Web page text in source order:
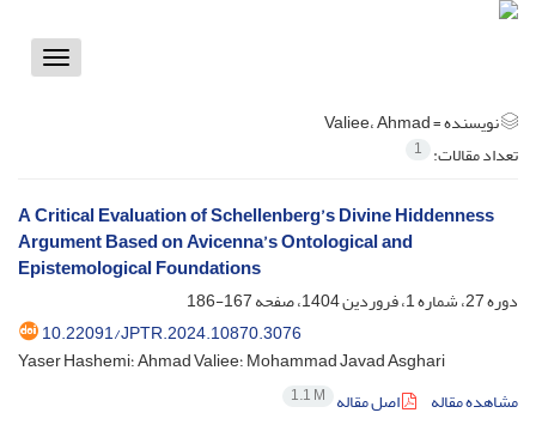
Toggle
نویسنده =Valiee، Ahmad
تعداد مقالات: 1
A Critical Evaluation of Schellenberg’s Divine Hiddenness
Argument Based on Avicenna’s Ontological and
Epistemological Foundations
دوره 27، شماره 1، فروردین 1404، صفحه
167-186
10.22091/JPTR.2024.10870.3076
Yaser Hashemi؛ Ahmad Valiee؛ Mohammad Javad Asghari
مشاهده مقاله
اصل مقاله 1.1 M